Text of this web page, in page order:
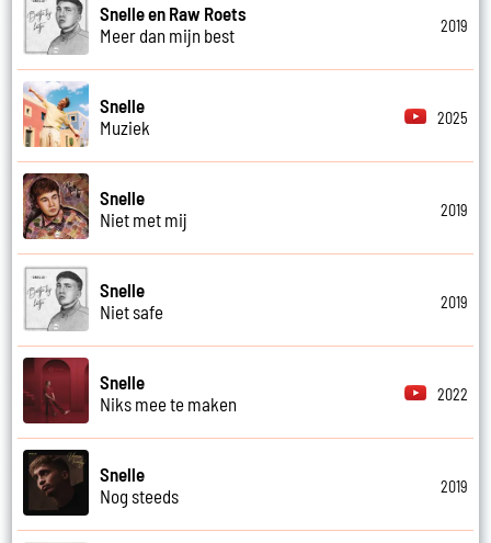
Snelle en Raw Roets
Meer dan mijn best
2019
Snelle
Muziek
2025
Snelle
Niet met mij
2019
Snelle
Niet safe
2019
Snelle
Niks mee te maken
2022
Snelle
Nog steeds
2019